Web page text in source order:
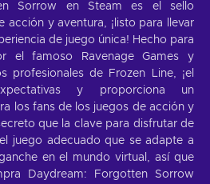
Sorrow en Steam es el sello
acción y aventura, ¡listo para llevar
de juego única! Hecho para
el famoso Ravenage Games y
profesionales de Frozen Line, ¡el
y proporciona un
los fans de los juegos de acción y
que la clave para disfrutar de
juego adecuado que se adapte a
en el mundo virtual, así que
Daydream: Forgotten Sorrow